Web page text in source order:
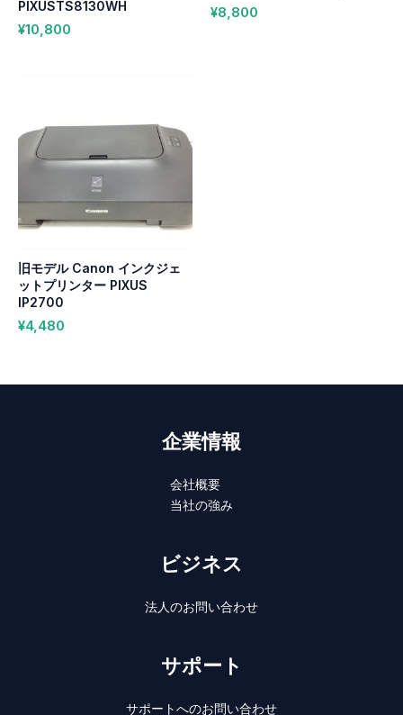
PIXUSTS8130WH
¥10,800
¥8,800
旧モデル Canon インクジェ
ットプリンター PIXUS
IP2700
¥4,480
企業情報
会社概要
当社の強み
ビジネス
法人のお問い合わせ
サポート
サポートへのお問い合わせ